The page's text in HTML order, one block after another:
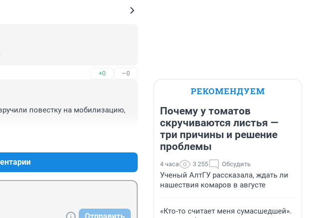
+0 –0
повестку на мобилизацию,
РЕКОМЕНДУЕМ
Почему у томатов
скручиваются листья —
три причины и решение
проблемы
4 часа 3 255 Обсудить
Ученый АлтГУ рассказала, ждать ли
нашествия комаров в августе
«Кто-то считает меня сумасшедшей».